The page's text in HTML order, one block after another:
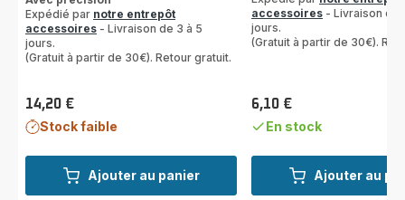
Ajouter au panier
Expédié par notre entrepôt
accessoires - Livraison de 3 à 5
jours.
(Gratuit à partir de 30€). Retour gratuit.
Prix
14,20 €
Stock faible
Ajouter au
accessoires - Livraison de
jours.
(Gratuit à partir de 30€).
Prix
6,10 €
En stock